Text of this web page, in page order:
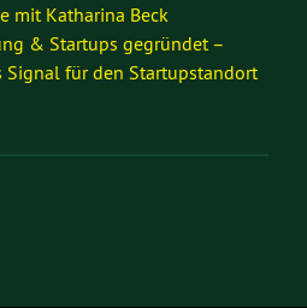
mit Katharina Beck
& Startups gegründet –
für den Startupstandort